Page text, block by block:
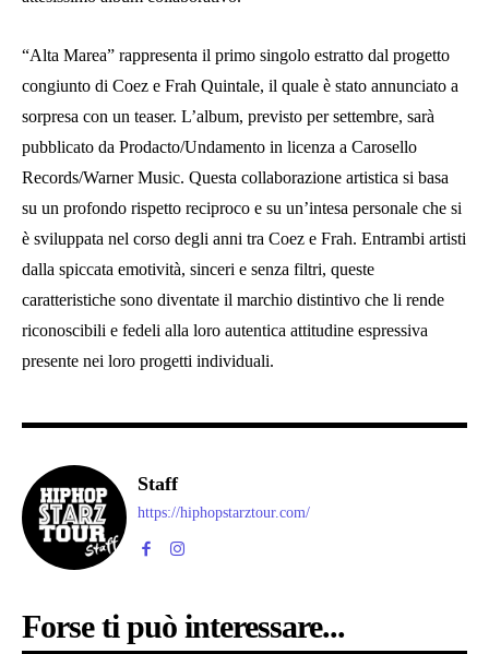
“Alta Marea” rappresenta il primo singolo estratto dal progetto
congiunto di Coez e Frah Quintale, il quale è stato annunciato a
sorpresa con un teaser. L’album, previsto per settembre, sarà
pubblicato da Prodacto/Undamento in licenza a Carosello
Records/Warner Music. Questa collaborazione artistica si basa
su un profondo rispetto reciproco e su un’intesa personale che si
è sviluppata nel corso degli anni tra Coez e Frah. Entrambi artisti
dalla spiccata emotività, sinceri e senza filtri, queste
caratteristiche sono diventate il marchio distintivo che li rende
riconoscibili e fedeli alla loro autentica attitudine espressiva
presente nei loro progetti individuali.
Staff
https://hiphopstarztour.com/
Forse ti può interessare...